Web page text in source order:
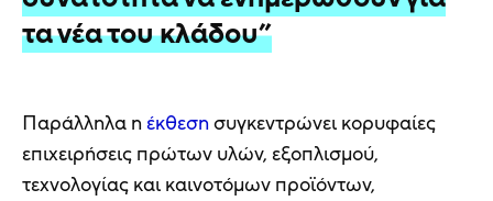
τα νέα του κλάδου”
Παράλληλα η έκθεσησυγκεντρώνει κορυφαίες
επιχειρήσεις πρώτων υλών, εξοπλισμού,
τεχνολογίας και καινοτόμων προϊόντων,